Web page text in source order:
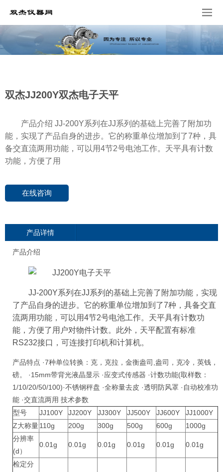
双杰JJ200Y双杰电子天平
产品介绍 JJ-200Y系列在JJ系列的基础上完善了附加功
能，实现了产品自身的进步。它的称重单位增加到了7种，具
备交直流两用功能，可以用4节2号电池工作。天平具有计数
功能，方便了用
在线咨询
产品详情
产品介绍
JJ-200Y系列在JJ系列的基础上完善了附加功能，实现
了产品自身的进步。它的称重单位增加到了7种，具备交直
流两用功能，可以用4节2号电池工作。天平具有计数功
能，方便了用户对物件计数。此外，天平配置有标准
RS232接口，可连接打印机和计算机。
产品特点 ·7种单位转换：克，克拉，金衡盎司,盎司，克冷，英钱，
磅。 ·15mm带背光液晶显示 ·应变式传感器 ·计数功能(取样数：
1/10/20/50/100)·不锈钢秤盘 ·全称量去皮 ·透明防风罩 ·自动校准功
能 ·交直流两用 技术参数
型号
JJ100Y JJ200Y JJ300Y JJ500Y JJ600Y
JJ1000Y
Z大称量110g 200g 300g 500g 600g
1000g
分辨率
(d）
0.01g 0.01g 0.01g 0.01g 0.01g 0.01g
检定分